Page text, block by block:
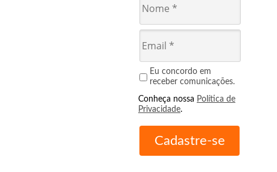
Eu concordo em
receber comunicações.
Conheça nossa Política de
Privacidade.